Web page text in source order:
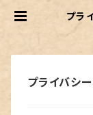
プラ
プライバシ